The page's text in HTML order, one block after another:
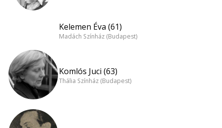
Kelemen Éva (61)
Madách Színház (Budapest)
Komlós Juci (63)
Thália Színház (Budapest)